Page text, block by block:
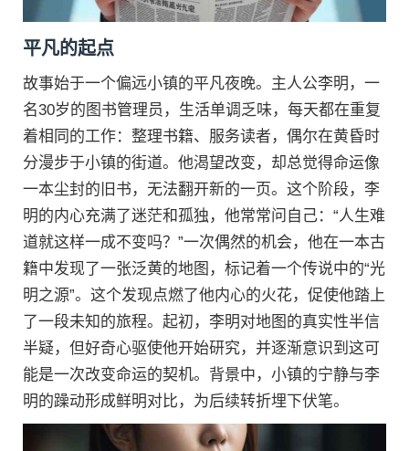
平凡的起点
故事始于一个偏远小镇的平凡夜晚。主人公李明，一
名30岁的图书管理员，生活单调乏味，每天都在重复
着相同的工作：整理书籍、服务读者，偶尔在黄昏时
分漫步于小镇的街道。他渴望改变，却总觉得命运像
一本尘封的旧书，无法翻开新的一页。这个阶段，李
明的内心充满了迷茫和孤独，他常常问自己：“人生难
道就这样一成不变吗？”一次偶然的机会，他在一本古
籍中发现了一张泛黄的地图，标记着一个传说中的“光
明之源”。这个发现点燃了他内心的火花，促使他踏上
了一段未知的旅程。起初，李明对地图的真实性半信
半疑，但好奇心驱使他开始研究，并逐渐意识到这可
能是一次改变命运的契机。背景中，小镇的宁静与李
明的躁动形成鲜明对比，为后续转折埋下伏笔。